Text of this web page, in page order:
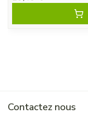
Contactez nous